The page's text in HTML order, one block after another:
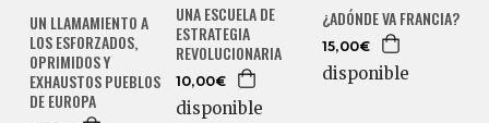
UN LLAMAMIENTO A
LOS ESFORZADOS,
OPRIMIDOS Y
EXHAUSTOS PUEBLOS
DE EUROPA
UNA ESCUELA DE
ESTRATEGIA
REVOLUCIONARIA
10,00€
disponible
¿ADÓNDE VA FRANCIA?
15,00€
disponible